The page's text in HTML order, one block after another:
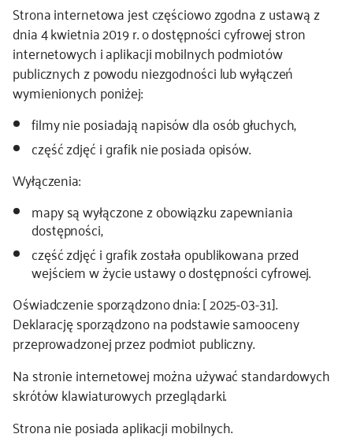
Strona internetowa jest częściowo zgodna z ustawą z
dnia 4 kwietnia 2019 r. o dostępności cyfrowej stron
internetowych i aplikacji mobilnych podmiotów
publicznych z powodu niezgodności lub wyłączeń
wymienionych poniżej:
filmy nie posiadają napisów dla osób głuchych,
część zdjęć i grafik nie posiada opisów.
Wyłączenia:
mapy są wyłączone z obowiązku zapewniania
dostępności,
część zdjęć i grafik została opublikowana przed
wejściem w życie ustawy o dostępności cyfrowej.
Oświadczenie sporządzono dnia:[ 2025-03-31].
Deklarację sporządzono na podstawie samooceny
przeprowadzonej przez podmiot publiczny.
Na stronie internetowej można używać standardowych
skrótów klawiaturowych przeglądarki.
Strona nie posiada aplikacji mobilnych.